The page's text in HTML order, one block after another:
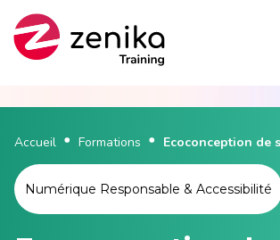
Accueil Formations
Ecoconception de
Back - FORMATION
Numérique Responsable & Accessibilité